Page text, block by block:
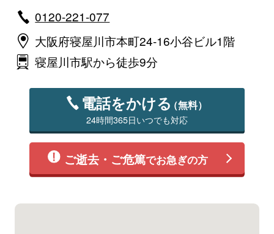
0120-221-077
大阪府寝屋川市本町24-16小谷ビル1階
寝屋川市駅から徒歩9分
電話をかける（無料）
24時間365日いつでも対応
ご逝去・ご危篤でお急ぎの方